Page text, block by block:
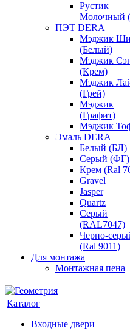
Рустик
Молочный
ПЭТ DERA
Мэджик
(Белый)
Мэджик
(Крем)
Мэджик
(Грей)
Мэджик
(Графит)
Мэджик
Эмаль DERA
Белый (БЛ)
Серый (ФГ)
Крем (Ral
Gravel
Jasper
Quartz
Серый
(RAL7047)
Черно-
(Ral 9011)
Для монтажа
Монтажная пена
Каталог
Входные двери